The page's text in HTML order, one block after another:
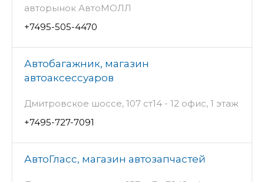
авторынок АвтоМОЛЛ
+7495-505-4470
Автобагажник, магазин
автоаксессуаров
Дмитровское шоссе, 107 ст14 - 12 офис, 1 этаж
+7495-727-7091
АвтоГласс, магазин автозапчастей